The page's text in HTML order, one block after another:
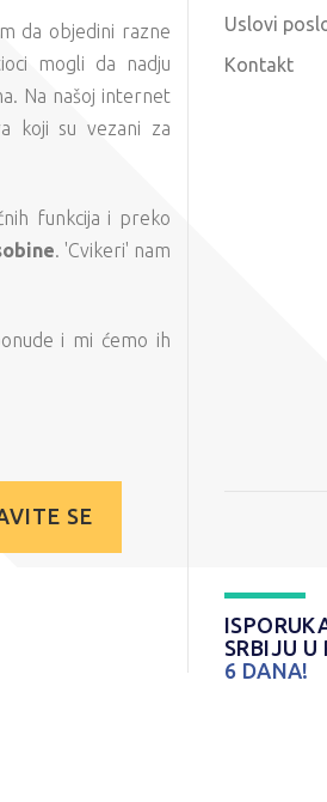
da objedini razne
mogli da nadju
Na našoj internet
koji su vezani za
funkcija i preko
. 'Cvikeri' nam
i mi ćemo ih
SE
Uslovi
Kontakt
SRBIJU U
6 DANA!